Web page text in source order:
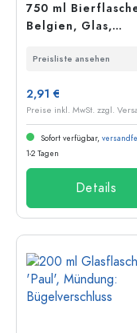
750 ml
Belgien, Glas,
Bügelverschluss
Preisliste ansehen
2,91 €
Sofort verfügbar,
1-2 Tagen
Details